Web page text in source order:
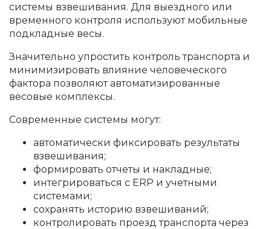
системы взвешивания. Для выездного или
временного контроля используют мобильные
подкладные весы.
Значительно упростить контроль транспорта и
минимизировать влияние человеческого
фактора позволяют автоматизированные
весовые комплексы.
Современные системы могут:
автоматически фиксировать результаты
взвешивания;
формировать отчеты и накладные;
интегрироваться с ERP и учетными
системами;
сохранять историю взвешиваний;
контролировать проезд транспорта через